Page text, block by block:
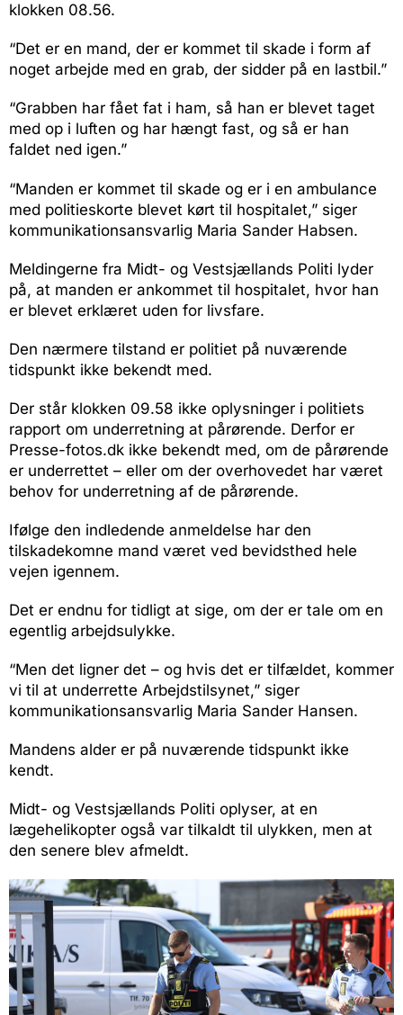
klokken 08.56.
“Det er en mand, der er kommet til skade i form af
noget arbejde med en grab, der sidder på en lastbil.”
“Grabben har fået fat i ham, så han er blevet taget
med op i luften og har hængt fast, og så er han
faldet ned igen.”
“Manden er kommet til skade og er i en ambulance
med politieskorte blevet kørt til hospitalet,” siger
kommunikationsansvarlig Maria Sander Habsen.
Meldingerne fra Midt- og Vestsjællands Politi lyder
på, at manden er ankommet til hospitalet, hvor han
er blevet erklæret uden for livsfare.
Den nærmere tilstand er politiet på nuværende
tidspunkt ikke bekendt med.
Der står klokken 09.58 ikke oplysninger i politiets
rapport om underretning at pårørende. Derfor er
Presse-fotos.dk ikke bekendt med, om de pårørende
er underrettet – eller om der overhovedet har været
behov for underretning af de pårørende.
Ifølge den indledende anmeldelse har den
tilskadekomne mand været ved bevidsthed hele
vejen igennem.
Det er endnu for tidligt at sige, om der er tale om en
egentlig arbejdsulykke.
“Men det ligner det – og hvis det er tilfældet, kommer
vi til at underrette Arbejdstilsynet,” siger
kommunikationsansvarlig Maria Sander Hansen.
Mandens alder er på nuværende tidspunkt ikke
kendt.
Midt- og Vestsjællands Politi oplyser, at en
lægehelikopter også var tilkaldt til ulykken, men at
den senere blev afmeldt.